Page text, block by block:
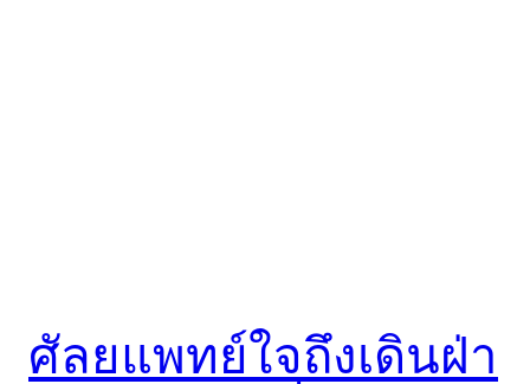
ศัลยแพทย์ใจถึงเดินฝ่า